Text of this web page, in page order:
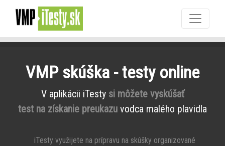
VMP skúška - testy online
V aplikácii iTesty si môžete vyskúšať
test na získanie preukazu vodca malého plavidla
iTesty využijete na prípravu na skúšky organizované